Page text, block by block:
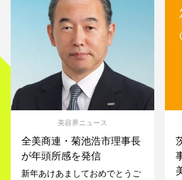
美容界ニュース
全美商連・菊池浩市理事長
が年頭所感を発信
新年あけあましておめでとうご